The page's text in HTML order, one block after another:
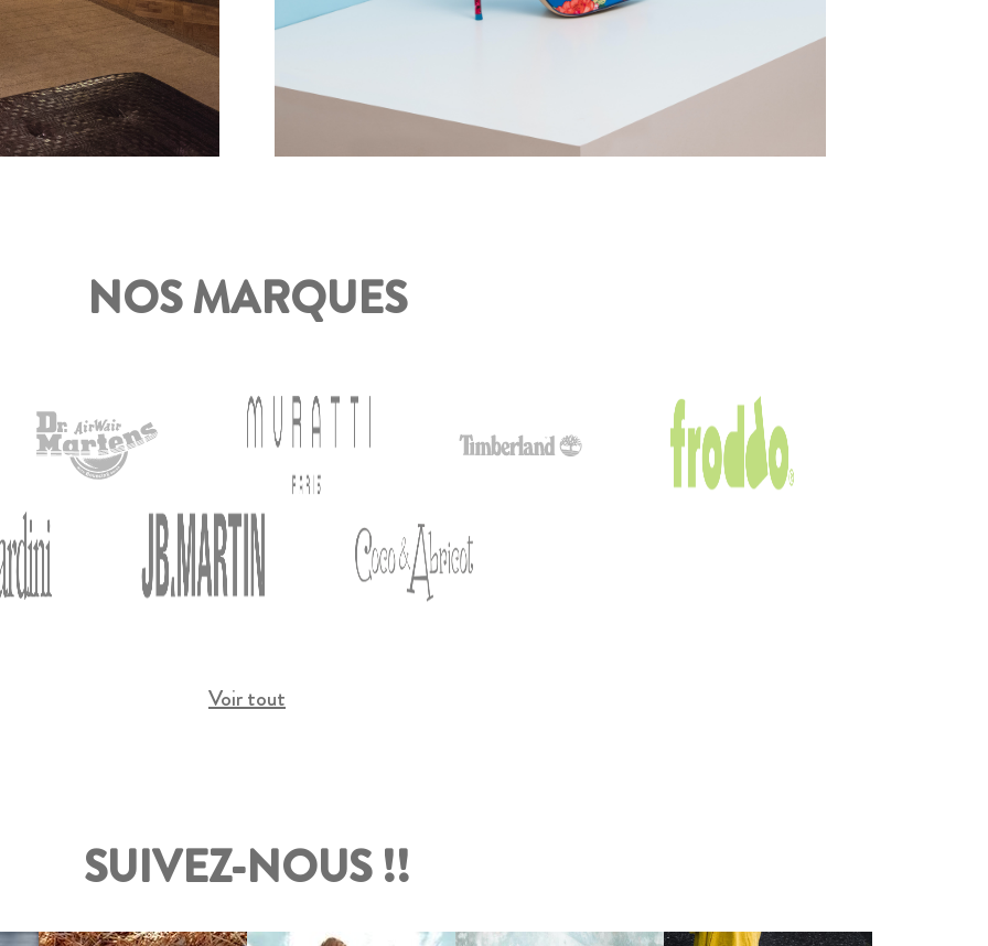
NOS MARQUES
Voir tout
SUIVEZ-NOUS !!